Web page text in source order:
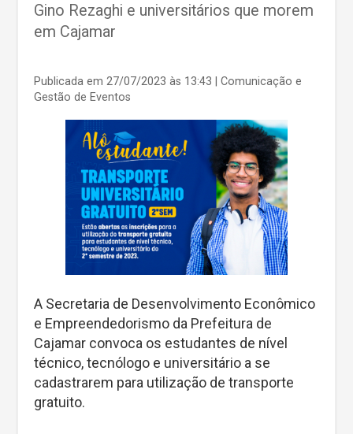
Gino Rezaghi e universitários que morem
em Cajamar
Publicada em 27/07/2023 às 13:43
| Comunicação e
Gestão de Eventos
A Secretaria de Desenvolvimento Econômico
e Empreendedorismo da Prefeitura de
Cajamar convoca os estudantes de nível
técnico, tecnólogo e universitário a se
cadastrarem para utilização de transporte
gratuito.